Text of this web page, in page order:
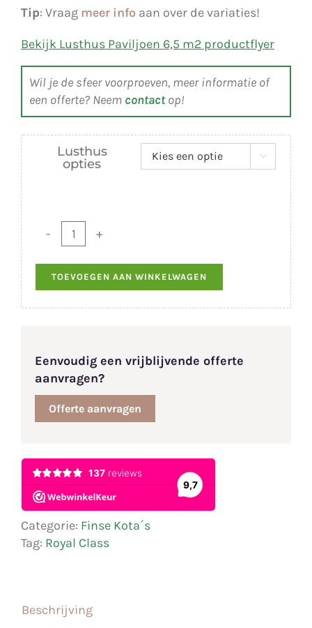
Tip: Vraag meer info aan over de variaties!
Bekijk Lusthus Paviljoen 6,5 m2 productflyer
Wil je de sfeer voorproeven, meer informatie of
een offerte? Neem contactop!
Lusthus
opties

Lusthus
Royal
Class
6,5
TOEVOEGEN AAN WINKELWAGEN
Eenvoudig een vrijblijvende offerte
aanvragen?
Offerte aanvragen
Categorie: Finse Kota´s
Tag: Royal Class
Beschrijving